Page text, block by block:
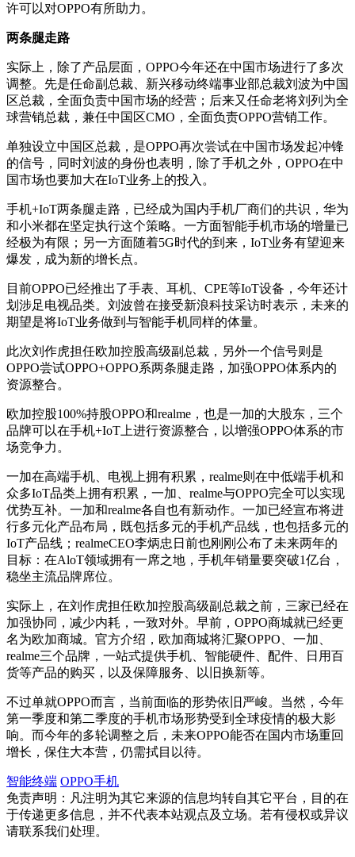
许可以对OPPO有所助力。
两条腿走路
实际上，除了产品层面，OPPO今年还在中国市场进行了多次
调整。先是任命副总裁、新兴移动终端事业部总裁刘波为中国
区总裁，全面负责中国市场的经营；后来又任命老将刘列为全
球营销总裁，兼任中国区CMO，全面负责OPPO营销工作。
单独设立中国区总裁，是OPPO再次尝试在中国市场发起冲锋
的信号，同时刘波的身份也表明，除了手机之外，OPPO在中
国市场也要加大在IoT业务上的投入。
手机+IoT两条腿走路，已经成为国内手机厂商们的共识，华为
和小米都在坚定执行这个策略。一方面智能手机市场的增量已
经极为有限；另一方面随着5G时代的到来，IoT业务有望迎来
爆发，成为新的增长点。
目前OPPO已经推出了手表、耳机、CPE等IoT设备，今年还计
划涉足电视品类。刘波曾在接受新浪科技采访时表示，未来的
期望是将IoT业务做到与智能手机同样的体量。
此次刘作虎担任欧加控股高级副总裁，另外一个信号则是
OPPO尝试OPPO+OPPO系两条腿走路，加强OPPO体系内的
资源整合。
欧加控股100%持股OPPO和realme，也是一加的大股东，三个
品牌可以在手机+IoT上进行资源整合，以增强OPPO体系的市
场竞争力。
一加在高端手机、电视上拥有积累，realme则在中低端手机和
众多IoT品类上拥有积累，一加、realme与OPPO完全可以实现
优势互补。一加和realme各自也有新动作。一加已经宣布将进
行多元化产品布局，既包括多元的手机产品线，也包括多元的
IoT产品线；realmeCEO李炳忠日前也刚刚公布了未来两年的
目标：在AloT领域拥有一席之地，手机年销量要突破1亿台，
稳坐主流品牌席位。
实际上，在刘作虎担任欧加控股高级副总裁之前，三家已经在
加强协同，减少内耗，一致对外。早前，OPPO商城就已经更
名为欧加商城。官方介绍，欧加商城将汇聚OPPO、一加、
realme三个品牌，一站式提供手机、智能硬件、配件、日用百
货等产品的购买，以及保障服务、以旧换新等。
不过单就OPPO而言，当前面临的形势依旧严峻。当然，今年
第一季度和第二季度的手机市场形势受到全球疫情的极大影
响。而今年的多轮调整之后，未来OPPO能否在国内市场重回
增长，保住大本营，仍需拭目以待。
智能终端 OPPO手机
免责声明：凡注明为其它来源的信息均转自其它平台，目的在
于传递更多信息，并不代表本站观点及立场。若有侵权或异议
请联系我们处理。